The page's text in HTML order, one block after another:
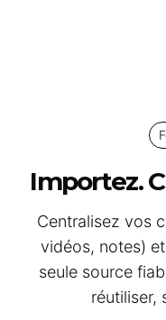
Importez.
Centralisez vos
vidéos, notes)
seule source
réutiliser,